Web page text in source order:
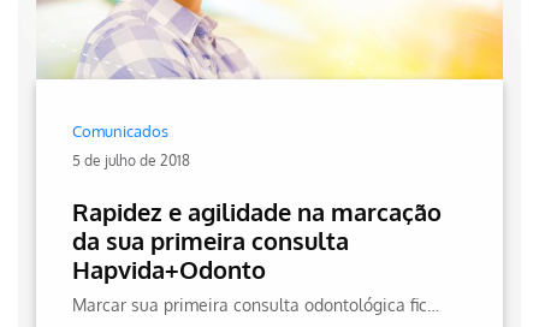
Comunicados
5 de julho de 2018
Rapidez e agilidade na marcação
da sua primeira consulta
Hapvida+Odonto